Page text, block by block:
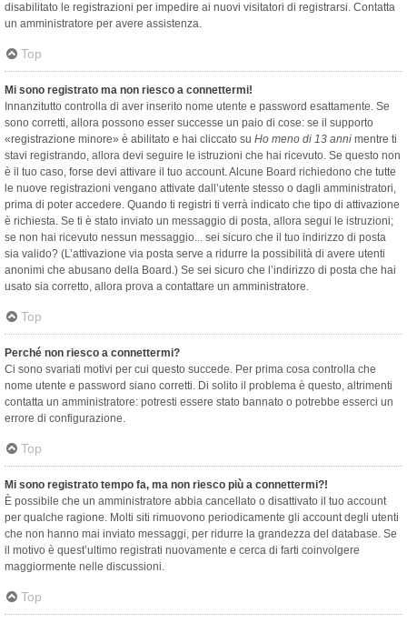
disabilitato le registrazioni per impedire ai nuovi visitatori di registrarsi. Contatta
un amministratore per avere assistenza.
Top
Mi sono registrato ma non riesco a connettermi!
Innanzitutto controlla di aver inserito nome utente e password esattamente. Se
sono corretti, allora possono esser successe un paio di cose: se il supporto
«registrazione minore» è abilitato e hai cliccato su Ho meno di 13 anni mentre ti
stavi registrando, allora devi seguire le istruzioni che hai ricevuto. Se questo non
è il tuo caso, forse devi attivare il tuo account. Alcune Board richiedono che tutte
le nuove registrazioni vengano attivate dall’utente stesso o dagli amministratori,
prima di poter accedere. Quando ti registri ti verrà indicato che tipo di attivazione
è richiesta. Se ti è stato inviato un messaggio di posta, allora segui le istruzioni;
se non hai ricevuto nessun messaggio... sei sicuro che il tuo indirizzo di posta
sia valido? (L’attivazione via posta serve a ridurre la possibilità di avere utenti
anonimi che abusano della Board.) Se sei sicuro che l’indirizzo di posta che hai
usato sia corretto, allora prova a contattare un amministratore.
Top
Perché non riesco a connettermi?
Ci sono svariati motivi per cui questo succede. Per prima cosa controlla che
nome utente e password siano corretti. Di solito il problema è questo, altrimenti
contatta un amministratore: potresti essere stato bannato o potrebbe esserci un
errore di configurazione.
Top
Mi sono registrato tempo fa, ma non riesco più a connettermi?!
È possibile che un amministratore abbia cancellato o disattivato il tuo account
per qualche ragione. Molti siti rimuovono periodicamente gli account degli utenti
che non hanno mai inviato messaggi, per ridurre la grandezza del database. Se
il motivo è quest’ultimo registrati nuovamente e cerca di farti coinvolgere
maggiormente nelle discussioni.
Top